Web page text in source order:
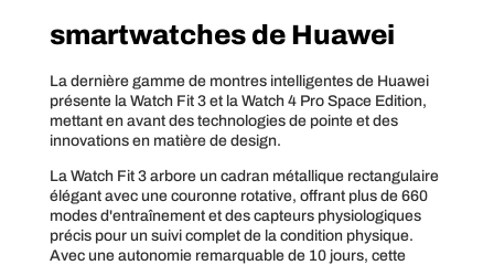
smartwatches de Huawei
La dernière gamme de montres intelligentes de Huawei
présente la Watch Fit 3 et la Watch 4 Pro Space Edition,
mettant en avant des technologies de pointe et des
innovations en matière de design.
La Watch Fit 3 arbore un cadran métallique rectangulaire
élégant avec une couronne rotative, offrant plus de 660
modes d'entraînement et des capteurs physiologiques
précis pour un suivi complet de la condition physique.
Avec une autonomie remarquable de 10 jours, cette